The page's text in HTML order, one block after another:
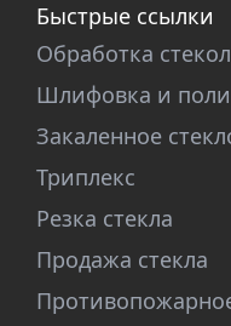
Быстрые ссылки
Обработка
Шлифовка и
Закаленное
Триплекс
Резка стекла
Продажа стекла